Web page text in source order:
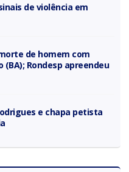
de violência em
de homem com
(BA); Rondesp apreendeu
e chapa petista